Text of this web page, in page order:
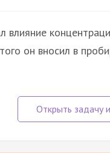
влияние
он вносил в